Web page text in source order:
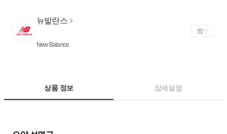
뉴발란스
New Balance
찜
상품 정보 상세설명